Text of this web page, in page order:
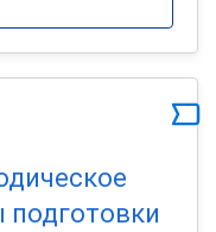
подготовки